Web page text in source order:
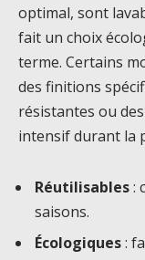
optimal, sont
fait un choix
terme. Certains
des finitions
résistantes ou
intensif durant la
Réutilisables:
saisons.
Écologiques: